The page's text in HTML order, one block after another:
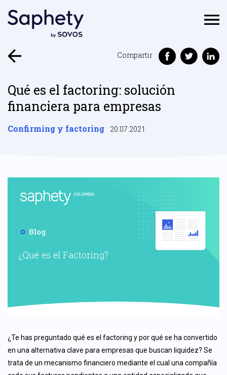
Qué es el factoring: solución
financiera para empresas
Confirming y factoring 20.07.2021
Compartir
¿Te has preguntado qué es el factoring y por qué se ha convertido
en una alternativa clave para empresas que buscan liquidez? Se
trata de un mecanismo financiero mediante el cual una compañía